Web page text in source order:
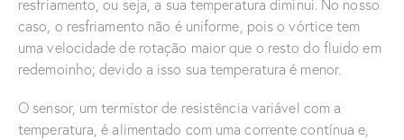
resfriamento, ou seja, a sua temperatura diminui. No nosso
caso, o resfriamento não é uniforme, pois o vórtice tem
uma velocidade de rotação maior que o resto do fluido em
redemoinho; devido a isso sua temperatura é menor.
O sensor, um termistor de resistência variável com a
temperatura, é alimentado com uma corrente contínua e,